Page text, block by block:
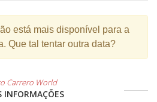
está mais disponível para a
Que tal tentar outra data?
Carrero World
INFORMAÇÕES